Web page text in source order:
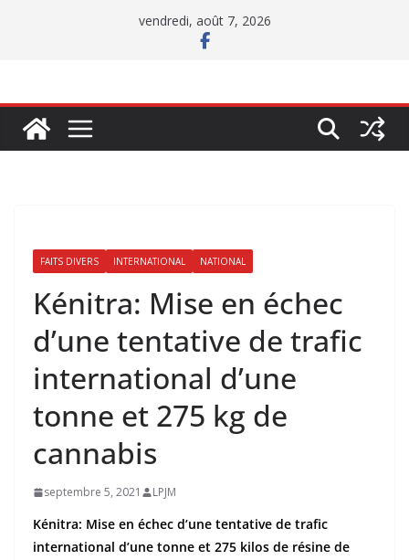
vendredi, août 7, 2026
FAITS DIVERS INTERNATIONAL NATIONAL
Kénitra: Mise en échec
d’une tentative de trafic
international d’une
tonne et 275 kg de
cannabis
septembre 5, 2021 LPJM
Kénitra: Mise en échec d’une tentative de trafic
international d’une tonne et 275 kilos de résine de